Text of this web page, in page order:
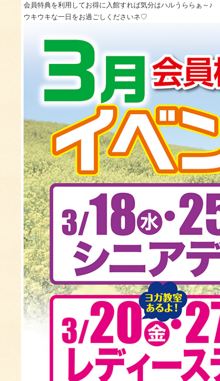
会員特典を利用してお得に入館すれば気分はハルうららぁ～♪
ウキウキな一日をお過ごしくださいネ♡